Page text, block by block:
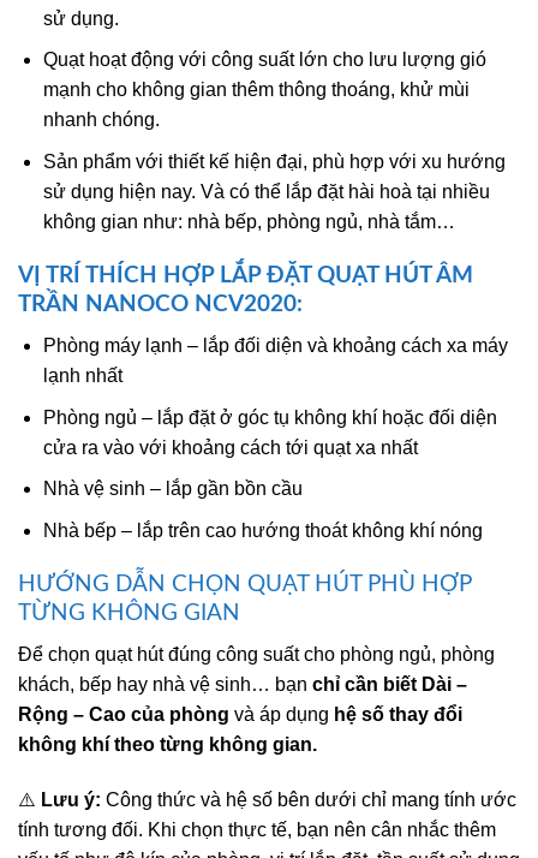
sử dụng.
Quạt hoạt động với công suất lớn cho lưu lượng gió
mạnh cho không gian thêm thông thoáng, khử mùi
nhanh chóng.
Sản phẩm với thiết kế hiện đại, phù hợp với xu hướng
sử dụng hiện nay. Và có thể lắp đặt hài hoà tại nhiều
không gian như: nhà bếp, phòng ngủ, nhà tắm…
VỊ TRÍ THÍCH HỢP LẮP ĐẶT QUẠT HÚT ÂM
TRẦN NANOCO NCV2020:
Phòng máy lạnh – lắp đối diện và khoảng cách xa máy
lạnh nhất
Phòng ngủ – lắp đặt ở góc tụ không khí hoặc đối diện
cửa ra vào với khoảng cách tới quạt xa nhất
Nhà vệ sinh – lắp gần bồn cầu
Nhà bếp – lắp trên cao hướng thoát không khí nóng
HƯỚNG DẪN CHỌN QUẠT HÚT PHÙ HỢP
TỪNG KHÔNG GIAN
Để chọn quạt hút đúng công suất cho phòng ngủ, phòng
khách, bếp hay nhà vệ sinh… bạn chỉ cần biết Dài –
Rộng – Cao của phòng và áp dụng hệ số thay đổi
không khí theo từng không gian.
⚠️ Lưu ý: Công thức và hệ số bên dưới chỉ mang tính ước
tính tương đối. Khi chọn thực tế, bạn nên cân nhắc thêm